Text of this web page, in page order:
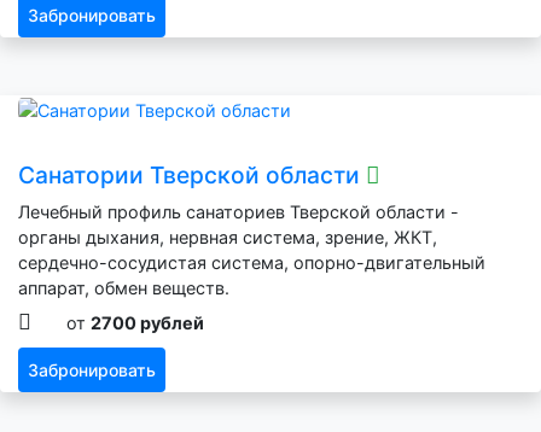
Забронировать
Санатории Тверской области
Лечебный профиль санаториев Тверской области -
органы дыхания, нервная система, зрение, ЖКТ,
сердечно-сосудистая система, опорно-двигательный
аппарат, обмен веществ.
от 2700 рублей
Забронировать